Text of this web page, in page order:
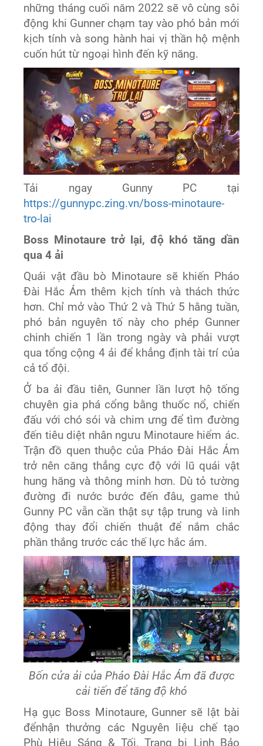
những tháng cuối năm 2022 sẽ vô cùng sôi
động khi Gunner chạm tay vào phó bản mới
kịch tính và song hành hai vị thần hộ mệnh
cuốn hút từ ngoại hình đến kỹ năng.
Tải ngay Gunny PC tại
https://gunnypc.zing.vn/boss-minotaure-
tro-lai
Boss Minotaure trở lại, độ khó tăng dần
qua 4 ải
Quái vật đầu bò Minotaure sẽ khiến Pháo
Đài Hắc Ám thêm kịch tính và thách thức
hơn. Chỉ mở vào Thứ 2 và Thứ 5 hằng tuần,
phó bản nguyên tố này cho phép Gunner
chinh chiến 1 lần trong ngày và phải vượt
qua tổng cộng 4 ải để khẳng định tài trí của
cả tổ đội.
Ở ba ải đầu tiên, Gunner lần lượt hộ tống
chuyên gia phá cổng bằng thuốc nổ, chiến
đấu với chó sói và chim ưng để tìm đường
đến tiêu diệt nhân ngưu Minotaure hiểm ác.
Trận đồ quen thuộc của Pháo Đài Hắc Ám
trở nên căng thẳng cực độ với lũ quái vật
hung hăng và thông minh hơn. Dù tỏ tường
đường đi nước bước đến đâu, game thủ
Gunny PC vẫn cần thật sự tập trung và linh
động thay đổi chiến thuật để nắm chắc
phần thắng trước các thế lực hắc ám.
Bốn cửa ải của Pháo Đài Hắc Ám đã được
cải tiến để tăng độ khó
Hạ gục Boss Minotaure, Gunner sẽ lật bài
đểnhận thưởng các Nguyên liệu chế tạo
Phù Hiệu Sáng & Tối, Trang bị Linh Bảo